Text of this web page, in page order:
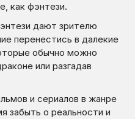
как фэнтези.
дают зрителю
перенестись в далекие
обычно можно
или разгадав
и сериалов в жанре
забыть о реальности и